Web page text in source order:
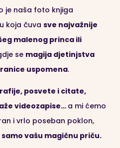
je naša foto knjiga
koja čuvasve najvažnije
malenog princa ili
se magija djetinjstva
uspomena.
posvete i citate,
videozapise… a mi ćemo
i vrlo poseban poklon,
vašu magičnu priču.